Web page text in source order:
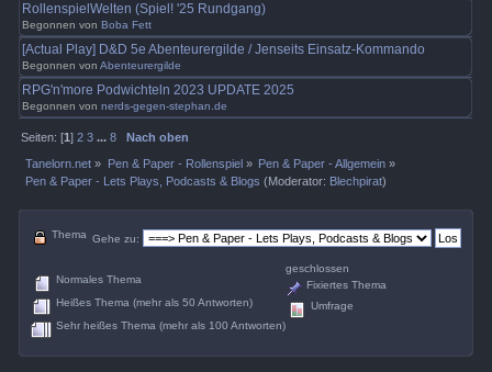
RollenspielWelten (Spiel! '25 Rundgang)
Begonnen vonBoba Fett
[Actual Play] D&D 5e Abenteurergilde / Jenseits Einsatz-Kommando
Begonnen vonAbenteurergilde
RPG'n'more Podwichteln 2023 UPDATE 2025
Begonnen vonnerds-gegen-stephan.de
Seiten: [1]2 3 ...8
Nach oben
Tanelorn.net » Pen & Paper - Rollenspiel» Pen & Paper - Allgemein »
Pen & Paper - Lets Plays, Podcasts & Blogs (Moderator: Blechpirat)
Gehe zu:
Normales Thema
Heißes Thema (mehr als 50 Antworten)
Sehr heißes Thema (mehr als 100 Antworten)
Thema
geschlossen
Fixiertes Thema
Umfrage